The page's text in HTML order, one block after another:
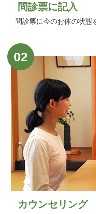
問診票に記入
問診票に今のお体の状態
02
カウンセリング